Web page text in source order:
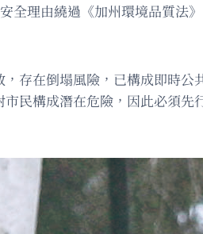
理由繞過《加州環境品質法
存在倒塌風險，已構成即時公
民構成潛在危險，因此必須先